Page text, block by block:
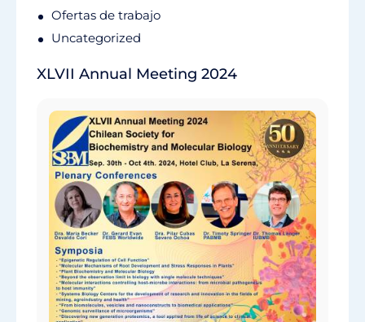
Ofertas de trabajo
Uncategorized
XLVII Annual Meeting 2024